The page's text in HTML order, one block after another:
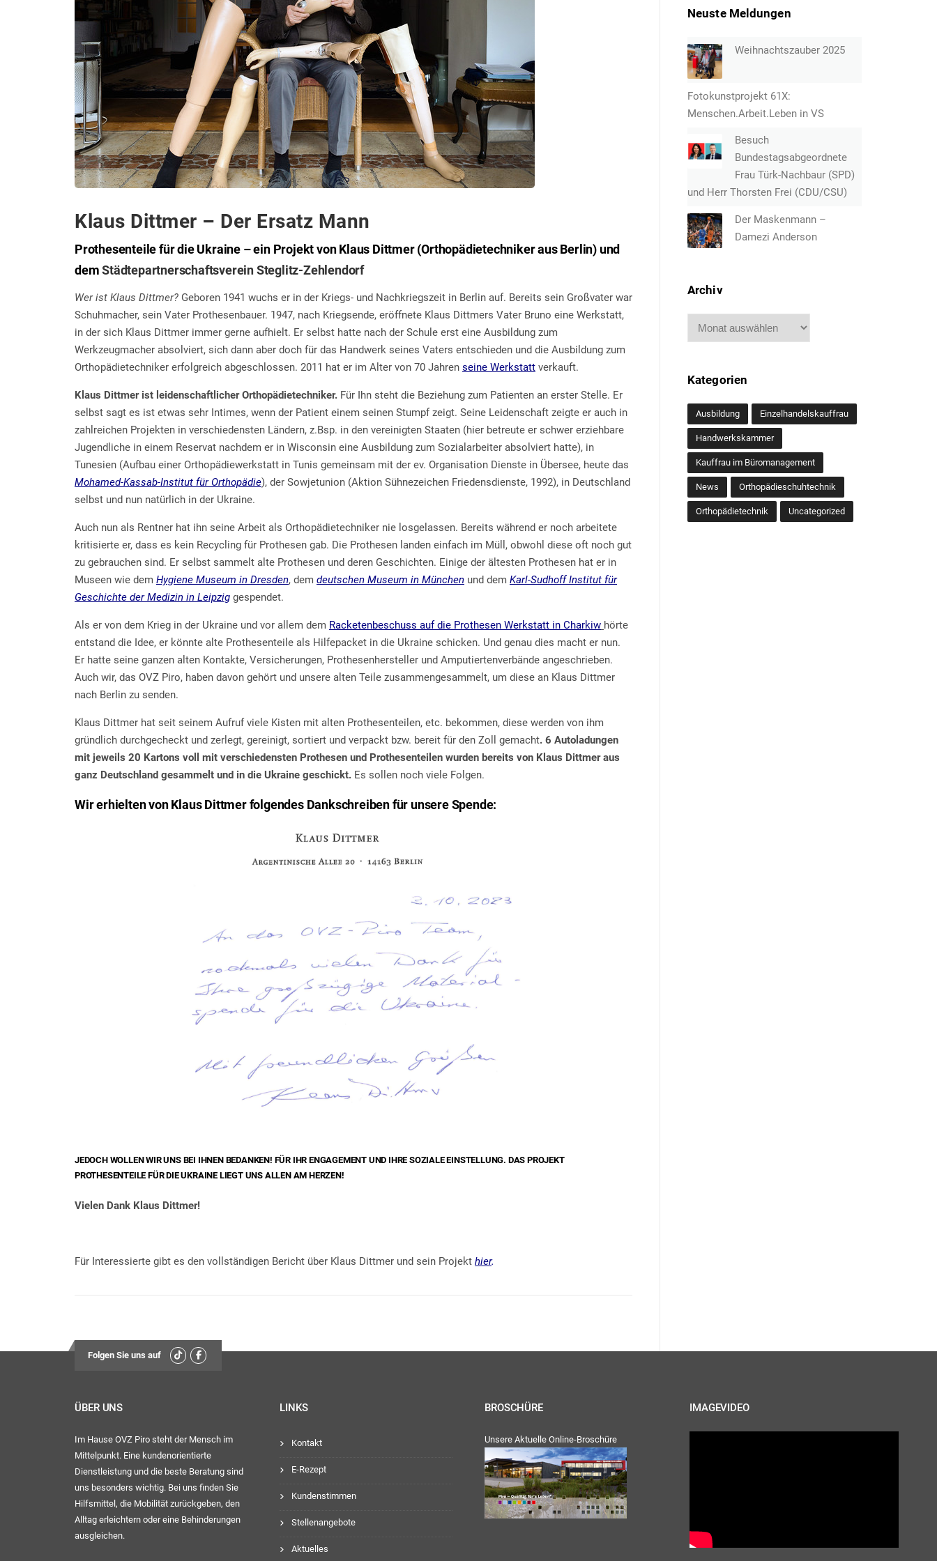
Klaus Dittmer – Der Ersatz Mann
Prothesenteile für die Ukraine – ein Projekt von Klaus Dittmer (Orthopädietechniker aus Berlin) und
demStädtepartnerschaftsverein Steglitz-Zehlendorf
Wer ist Klaus Dittmer? Geboren 1941 wuchs er in der Kriegs- und Nachkriegszeit in Berlin auf. Bereits sein Großvater war
Schuhmacher, sein Vater Prothesenbauer. 1947, nach Kriegsende, eröffnete Klaus Dittmers Vater Bruno eine Werkstatt,
in der sich Klaus Dittmer immer gerne aufhielt. Er selbst hatte nach der Schule erst eine Ausbildung zum
Werkzeugmacher absolviert, sich dann aber doch für das Handwerk seines Vaters entschieden und die Ausbildung zum
Orthopädietechniker erfolgreich abgeschlossen. 2011 hat er im Alter von 70 Jahren seine Werkstatt verkauft.
Klaus Dittmer ist leidenschaftlicher Orthopädietechniker. Für Ihn steht die Beziehung zum Patienten an erster Stelle. Er
selbst sagt es ist etwas sehr Intimes, wenn der Patient einem seinen Stumpf zeigt. Seine Leidenschaft zeigte er auch in
zahlreichen Projekten in verschiedensten Ländern, z.Bsp. in den vereinigten Staaten (hier betreute er schwer erziehbare
Jugendliche in einem Reservat nachdem er in Wisconsin eine Ausbildung zum Sozialarbeiter absolviert hatte), in
Tunesien (Aufbau einer Orthopädiewerkstatt in Tunis gemeinsam mit der ev. Organisation Dienste in Übersee, heute das
Mohamed-Kassab-Institut für Orthopädie), der Sowjetunion (Aktion Sühnezeichen Friedensdienste, 1992), in Deutschland
selbst und nun natürlich in der Ukraine.
Auch nun als Rentner hat ihn seine Arbeit als Orthopädietechniker nie losgelassen. Bereits während er noch arbeitete
kritisierte er, dass es kein Recycling für Prothesen gab. Die Prothesen landen einfach im Müll, obwohl diese oft noch gut
zu gebrauchen sind. Er selbst sammelt alte Prothesen und deren Geschichten. Einige der ältesten Prothesen hat er in
Museen wie dem Hygiene Museum in Dresden, dem deutschen Museum in München und dem Karl-Sudhoff Institut für
Geschichte der Medizin in Leipzig gespendet.
Als er von dem Krieg in der Ukraine und vor allem dem Racketenbeschuss auf die Prothesen Werkstatt in Charkiw hörte
entstand die Idee, er könnte alte Prothesenteile als Hilfepacket in die Ukraine schicken. Und genau dies macht er nun.
Er hatte seine ganzen alten Kontakte, Versicherungen, Prothesenhersteller und Amputiertenverbände angeschrieben.
Auch wir, das OVZ Piro, haben davon gehört und unsere alten Teile zusammengesammelt, um diese an Klaus Dittmer
nach Berlin zu senden.
Klaus Dittmer hat seit seinem Aufruf viele Kisten mit alten Prothesenteilen, etc. bekommen, diese werden von ihm
gründlich durchgecheckt und zerlegt, gereinigt, sortiert und verpackt bzw. bereit für den Zoll gemacht. 6 Autoladungen
mit jeweils 20 Kartons voll mit verschiedensten Prothesen und Prothesenteilen wurden bereits von Klaus Dittmer aus
ganz Deutschland gesammelt und in die Ukraine geschickt. Es sollen noch viele Folgen.
Wir erhielten von Klaus Dittmer folgendes Dankschreiben für unsere Spende:
JEDOCH WOLLEN WIR UNS BEI IHNEN BEDANKEN! FÜR IHR ENGAGEMENT UND IHRE SOZIALE EINSTELLUNG. DAS PROJEKT
PROTHESENTEILE FÜR DIE UKRAINE LIEGT UNS ALLEN AM HERZEN!
Vielen Dank Klaus Dittmer!
Für Interessierte gibt es den vollständigen Bericht über Klaus Dittmer und sein Projekt hier.
Neuste Meldungen
Weihnachtszauber 2025
Fotokunstprojekt 61X:
Menschen.Arbeit.Leben in VS
Besuch
Bundestagsabgeordnete
Frau Türk-Nachbaur (SPD)
und Herr Thorsten Frei (CDU/CSU)
Der Maskenmann –
Damezi Anderson
Archiv
Archiv
Kategorien
Ausbildung Einzelhandelskauffrau
Handwerkskammer
Kauffrau im Büromanagement
News Orthopädieschuhtechnik
Orthopädietechnik Uncategorized
Folgen Sie uns auf
ÜBER UNS
Im Hause OVZ Piro steht der Mensch im
Mittelpunkt. Eine kundenorientierte
Dienstleistung und die beste Beratung sind
uns besonders wichtig. Bei uns finden Sie
Hilfsmittel, die Mobilität zurückgeben, den
Alltag erleichtern oder eine Behinderungen
ausgleichen.
LINKS
Kontakt
E-Rezept
Kundenstimmen
Stellenangebote
Aktuelles
BROSCHÜRE
Unsere Aktuelle Online-Broschüre
IMAGEVIDEO